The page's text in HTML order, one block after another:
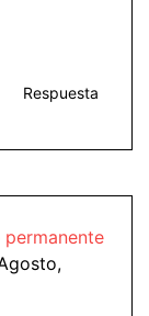
Respuesta
permanente